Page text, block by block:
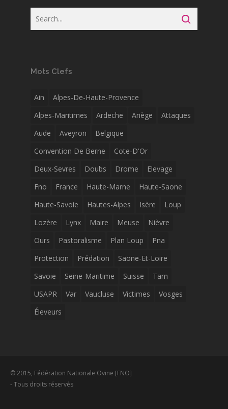
Mots Clefs
Ain
Alpes-De-Haute-Provence
Alpes-Maritimes
Ardeche Ariège
Attaques
Aude
Aveyron
Belgique
Convention De Berne
Cote-D'Or
Deux-Sevres
Doubs Drome
Elevage
Fno
France Haute-Marne
Haute-Saone
Haute-Savoie
Hautes-Alpes Isère
Loup
Lozère
Lynx Maire Meuse
Nièvre
Ours
Pastoralisme Plan Loup
Pna
Protection
Prédation
Saone-Et-Loire
Savoie
Seine-Maritime Suisse
Tarn
USAPR
Var Vaucluse Victimes
Vosges
Éleveurs
© 2015, Fédération Nationale Ovine [FNO]
- Tous droits réservés